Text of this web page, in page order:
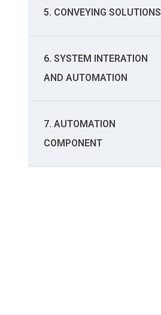
5. CONVEYING SOLUTIONS
6. SYSTEM INTERATION
AND AUTOMATION
7. AUTOMATION
COMPONENT